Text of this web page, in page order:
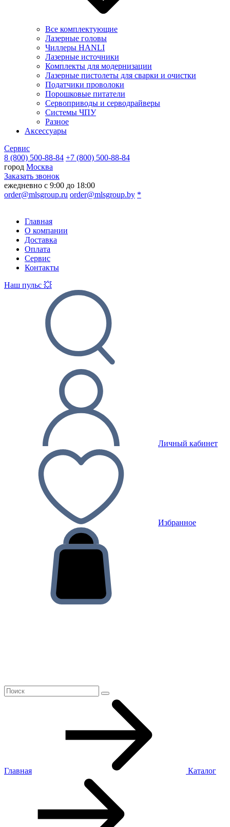
Все комплектующие
Лазерные головы
Чиллеры HANLI
Лазерные источники
Комплекты для модернизации
Лазерные пистолеты для сварки и очистки
Податчики проволоки
Порошковые питатели
Сервоприводы и серводрайверы
Системы ЧПУ
Разное
Аксессуары
Сервис
8 (800) 500-88-84 +7 (800) 500-88-84
город Москва
Заказать звонок
ежедневно с 9:00 до 18:00
order@mlsgroup.ru order@mlsgroup.by *
Главная
О компании
Доставка
Оплата
Сервис
Контакты
Наш пульс 💥
Личный кабинет
Избранное
Главная Каталог